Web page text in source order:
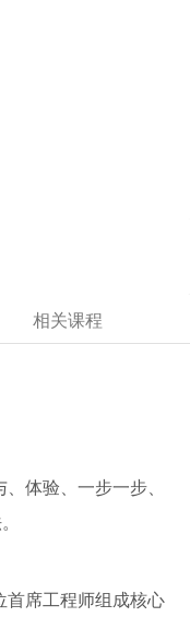
相关课程